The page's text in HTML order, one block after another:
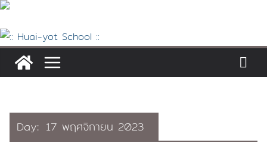
Skip
content
Day: 17 พฤศจิกายน 2023